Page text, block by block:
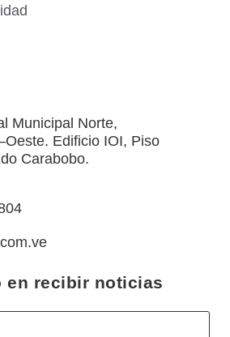
Municipal Norte,
Edificio IOI, Piso
Carabobo.
en recibir noticias